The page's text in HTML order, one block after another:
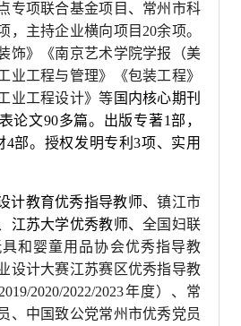
专项联合基金项目、常州市科
，主持企业横向项目20余项。
饰》《南京艺术学院学报（美
业工程与管理》《包装工程》
业工程设计》等 国内核心期刊
论文90多篇。出版专著1部，
4部。授权发明专利3项、实用
计教育优秀指导教师、镇江市
江苏大学优秀教师、全国妇联
和婴童用品协会优秀指导教
设计大赛江苏赛区优秀指导教
2020/2022/2023年度）、常
、中国致公党常州市优秀党员